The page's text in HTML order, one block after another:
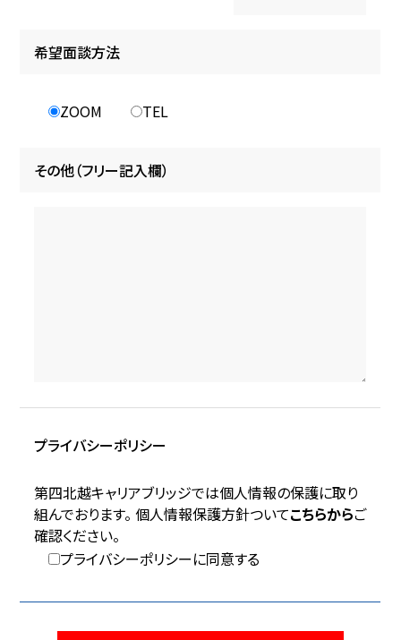
希望面談方法
ZOOM TEL
その他（フリー記入欄）
プライバシーポリシー
第四北越キャリアブリッジでは個人情報の保護に取り
組んでおります。 個人情報保護方針ついてこちらからご
確認ください。
プライバシーポリシーに同意する